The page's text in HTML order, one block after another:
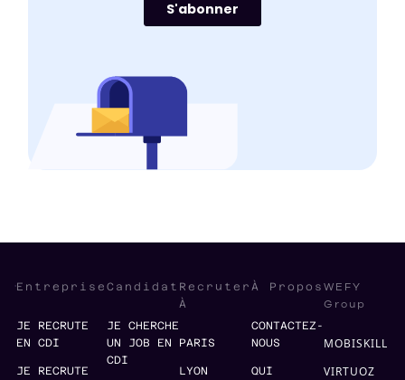
Entreprise
JE RECRUTE
EN CDI
JE RECRUTE
Candidat
JE CHERCHE
UN JOB EN
CDI
Recruter
À
PARIS
LYON
À Propos
CONTACTEZ-
NOUS
QUI
WEFY
Group
MOBISKILL
VIRTUOZ